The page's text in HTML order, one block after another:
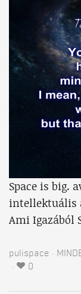
Space is big.
intellektuális
Ami Igazából
pulispace
0